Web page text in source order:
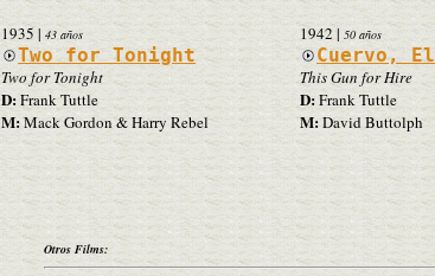
1935 | 43 años
Two for Tonight
Two for Tonight
D:Frank Tuttle
M:Mack Gordon & Harry Rebel
1942| 50 años
Cuervo, El
This Gun for Hire
D:Frank Tuttle
M: David Buttolph
Otros Films: